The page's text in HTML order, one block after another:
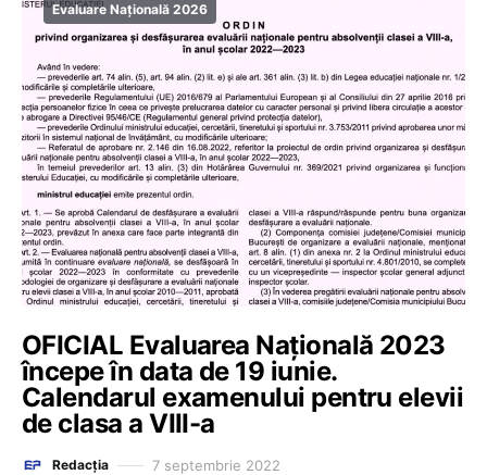
Evaluare Națională 2026
OFICIAL Evaluarea Națională 2023
începe în data de 19 iunie.
Calendarul examenului pentru elevii
de clasa a VIII-a
Redacția 7 septembrie 2022